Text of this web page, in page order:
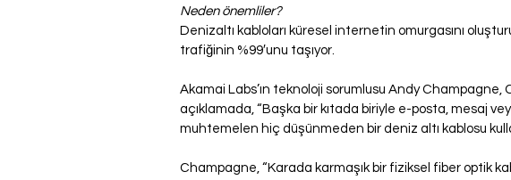
Neden önemliler?
Denizaltı kabloları küresel internetin omurgasını
trafiğinin %99′unu taşıyor.
Akamai Labs’ın teknoloji sorumlusu Andy Champagne,
açıklamada, “Başka bir kıtada biriyle e-posta, mesaj
muhtemelen hiç düşünmeden bir deniz altı kablosu
Champagne, “Karada karmaşık bir fiziksel fiber optik